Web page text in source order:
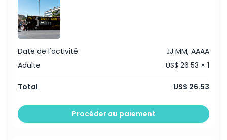
Date de l'activité
JJ MM, AAAA
Adulte
US$ 26.53 × 1
Total US$ 26.53
Procéder au paiement